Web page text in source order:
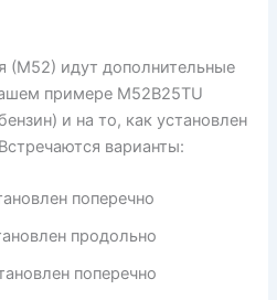
(М52) идут дополнительные
примере M52B25TU
и на то, как установлен
варианты:
поперечно
продольно
поперечно